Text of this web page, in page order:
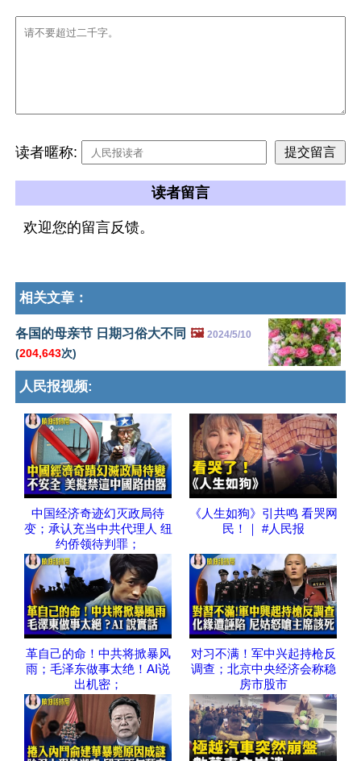
读者暱称:
读者留言
欢迎您的留言反馈。
相关文章：
各国的母亲节 日期习俗大不同 🖼️ 2024/5/10
(204,643次)
人民报视频:
中国经济奇迹幻灭政局待
变；承认充当中共代理人 纽
约侨领待判罪；
《人生如狗》引共鸣 看哭网
民！｜ #人民报
革自己的命！中共将掀暴风
雨；毛泽东做事太绝！AI说
出机密；
对习不满！军中兴起持枪反
调查；北京中央经济会称稳
房市股市